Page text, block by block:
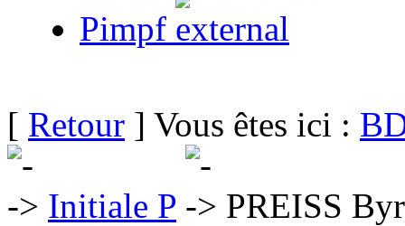
Pimpf
[ Retour ] Vous êtes ici :
Initiale P
PREISS